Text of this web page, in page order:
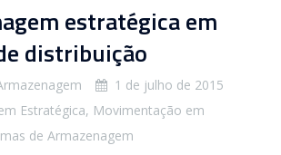
estratégica em
distribuição
1 de julho de 2015
Estratégica, Movimentação em
de Armazenagem